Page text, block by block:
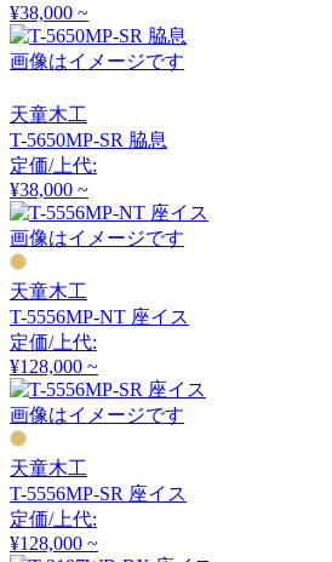
ニッシンモッコウ
¥38,000 ~
画像はイメージです
天童木工
T-5650MP-SR 脇息
定価/上代:
¥38,000 ~
画像はイメージです
天童木工
T-5556MP-NT 座イス
定価/上代:
¥128,000 ~
画像はイメージです
天童木工
T-5556MP-SR 座イス
定価/上代:
¥128,000 ~